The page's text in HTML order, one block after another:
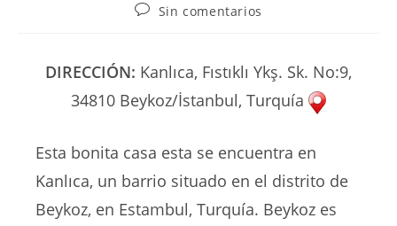
la
Comentarios
Sin comentarios
DIRECCIÓN: Kanlıca, Fıstıklı Ykş. Sk. No:9,
34810 Beykoz/İstanbul, Turquía
Esta bonita casa esta se encuentra en
Kanlıca, un barrio situado en el distrito de
Beykoz, en Estambul, Turquía. Beykoz es